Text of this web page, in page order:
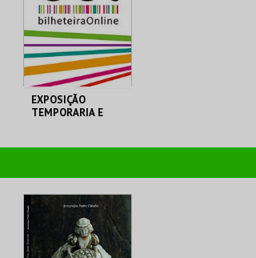
EXPOSIÇÃO
TEMPORARIA E
MUSEU MUNICIPAL T.
MAIS INFO
COMPRAR